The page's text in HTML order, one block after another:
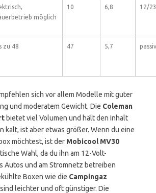
möglich
10 6,8 12/
zu 48 47 5,7 passiv
sich vor allem Modelle mit guter
und moderatem Gewicht. Die Coleman
bietet viel Volumen und hält den Inhalt
kalt, ist aber etwas größer. Wenn du eine
möchtest, ist der Mobicool MV30
Wahl, da du ihn am 12-Volt-
Autos und am Stromnetz betreiben
Boxen wie die Campingaz
sind leichter und oft günstiger. Die